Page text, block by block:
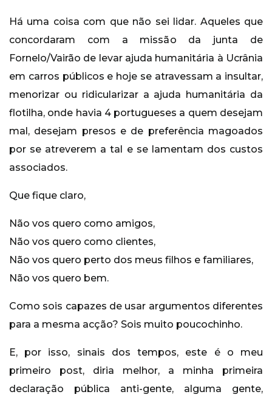
Há uma coisa com que não sei lidar. Aqueles que
concordaram com a missão da junta de
Fornelo/Vairão de levar ajuda humanitária à Ucrânia
em carros públicos e hoje se atravessam a insultar,
menorizar ou ridicularizar a ajuda humanitária da
flotilha, onde havia 4 portugueses a quem desejam
mal, desejam presos e de preferência magoados
por se atreverem a tal e se lamentam dos custos
associados.
Que fique claro,
Não vos quero como amigos,
Não vos quero como clientes,
Não vos quero perto dos meus filhos e familiares,
Não vos quero bem.
Como sois capazes de usar argumentos diferentes
para a mesma acção? Sois muito poucochinho.
E, por isso, sinais dos tempos, este é o meu
primeiro post, diria melhor, a minha primeira
declaração pública anti-gente, alguma gente,